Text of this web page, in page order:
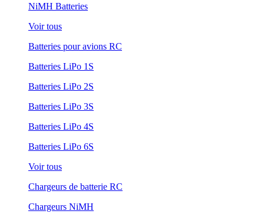
NiMH Batteries
Voir tous
Batteries pour avions RC
Batteries LiPo 1S
Batteries LiPo 2S
Batteries LiPo 3S
Batteries LiPo 4S
Batteries LiPo 6S
Voir tous
Chargeurs de batterie RC
Chargeurs NiMH